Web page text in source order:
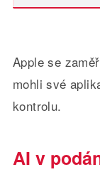
Apple se
mohli své
kontrolu.
AI v